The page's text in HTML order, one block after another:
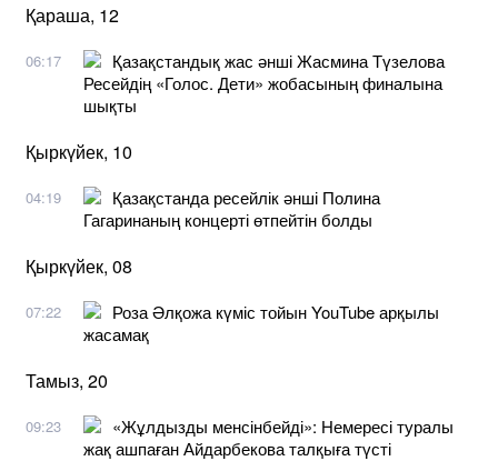
Қараша, 12
06:17
Қазақстандық жас әнші Жасмина Түзелова
Ресейдің «Голос. Дети» жобасының финалына
шықты
Қыркүйек, 10
04:19
Қазақстанда ресейлік әнші Полина
Гагаринаның концерті өтпейтін болды
Қыркүйек, 08
07:22
Роза Әлқожа күміс тойын YouTube арқылы
жасамақ
Тамыз, 20
09:23
«Жұлдызды менсінбейді»: Немересі туралы
жақ ашпаған Айдарбекова талқыға түсті